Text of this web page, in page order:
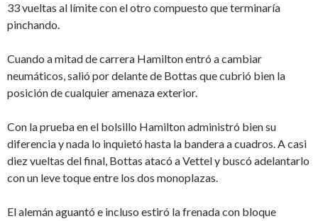
33 vueltas al límite con el otro compuesto que terminaría
pinchando.
Cuando a mitad de carrera Hamilton entró a cambiar
neumáticos, salió por delante de Bottas que cubrió bien la
posición de cualquier amenaza exterior.
Con la prueba en el bolsillo Hamilton administró bien su
diferencia y nada lo inquietó hasta la bandera a cuadros. A casi
diez vueltas del final, Bottas atacó a Vettel y buscó adelantarlo
con un leve toque entre los dos monoplazas.
El alemán aguantó e incluso estiró la frenada con bloque